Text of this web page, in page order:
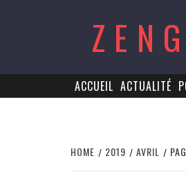
ACCUEIL ACTUALITÉ
HOME 2019 AVRIL